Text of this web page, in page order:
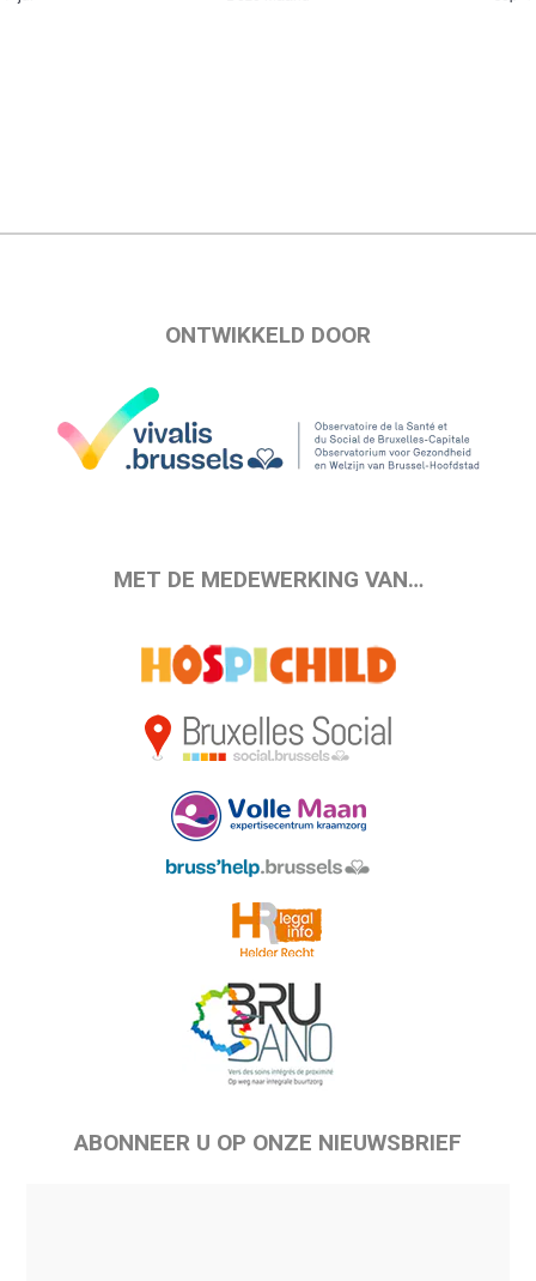
ONTWIKKELD DOOR
MET DE MEDEWERKING VAN…
ABONNEER U OP ONZE NIEUWSBRIEF